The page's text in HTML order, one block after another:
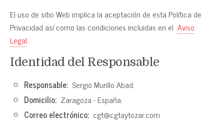
El uso de sitio Web implica la aceptación de esta Política de
Privacidad así como las condiciones incluidas en el Aviso
Legal.
Identidad del Responsable
Responsable: Sergio Murillo Abad.
Domicilio: Zaragoza - España.
Correo electrónico: cgt@cgtaytozar.com